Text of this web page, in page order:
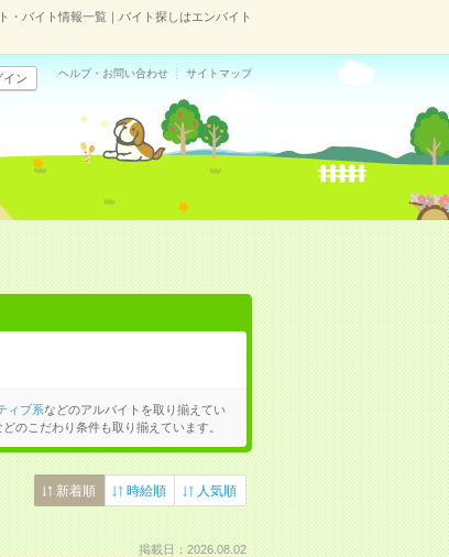
・バイト情報一覧｜バイト探しはエンバイト
イン ヘルプ・お問い合わせ サイトマップ
ィブ系などのアルバイトを取り揃えてい
どのこだわり条件も取り揃えています。
新着順 時給順 人気順
掲載日：2026.08.02